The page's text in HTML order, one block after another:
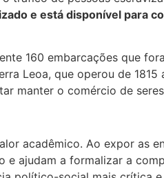
e está disponível para
160 embarcações que
Leoa, que operou de
manter o comércio de
acadêmico. Ao expor as
ajudam a formalizar a